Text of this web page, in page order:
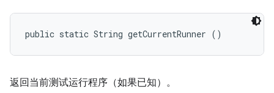
public static String getCurrentRunner ()
返回当前测试运行程序（如果已知）。